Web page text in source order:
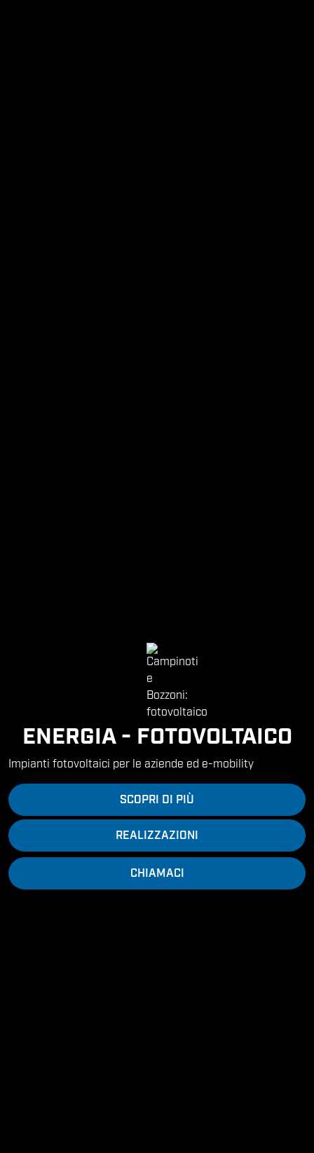
ENERGIA - FOTOVOLTAICO
Impianti fotovoltaici per le aziende ed e-mobility
SCOPRI DI PIÙ
REALIZZAZIONI
CHIAMACI